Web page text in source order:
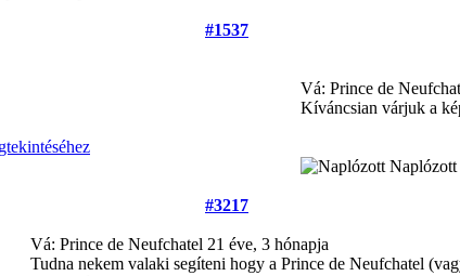
#1537
Vá: Prince de
Kíváncsian várjuk a
Naplózott
#3217
Vá: Prince de Neufchatel 21 éve, 3 hónapja
Tudna nekem valaki segíteni hogy a Prince de Neufchatel